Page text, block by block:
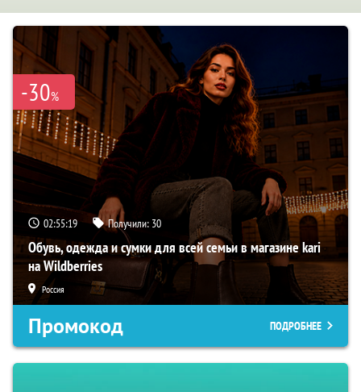
-30%
02:55:18 Получили: 30
Обувь, одежда и сумки для всей семьи в магазине kari
на Wildberries
Россия
Промокод ПОДРОБНЕЕ